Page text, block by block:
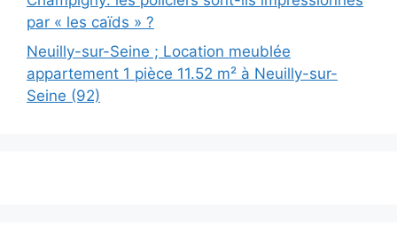
par « les caïds » ?
Neuilly-sur-Seine ; Location meublée
appartement 1 pièce 11.52 m² à Neuilly-sur-
Seine (92)